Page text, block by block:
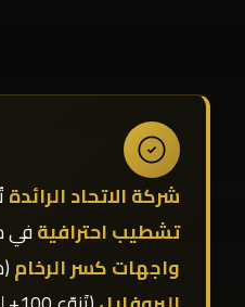
شركة الاتحاد الرائدة
تشطيب احترافيةفي
واجهات كسر الرخام